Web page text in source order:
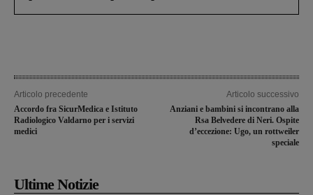
Articolo precedente
Accordo fra SicurMedica e Istituto
Radiologico Valdarno per i servizi
medici
Articolo successivo
Anziani e bambini si incontrano alla
Rsa Belvedere di Neri. Ospite
d’eccezione: Ugo, un rottweiler
speciale
Ultime Notizie